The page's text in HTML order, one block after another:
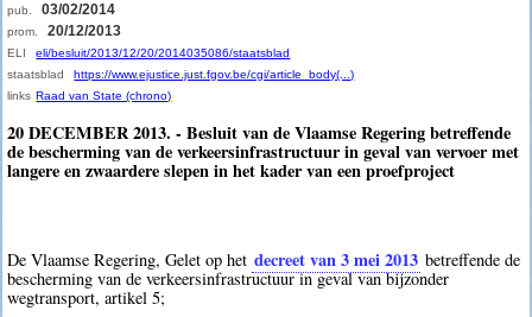
pub. 03/02/2014
prom. 20/12/2013
ELI
eli/besluit/2013/12/20/2014035086/staatsblad
staatsblad
https://www.ejustice.just.fgov.be/cgi/article_body(...)
links Raad van State (chrono)
20 DECEMBER 2013. - Besluit van de Vlaamse Regering betreffende
de bescherming van de verkeersinfrastructuur in geval van vervoer met
langere en zwaardere slepen in het kader van een proefproject
De Vlaamse Regering, Gelet op het decreet van 3 mei 2013 betreffende de
bescherming van de verkeersinfrastructuur in geval van bijzonder
wegtransport, artikel 5;